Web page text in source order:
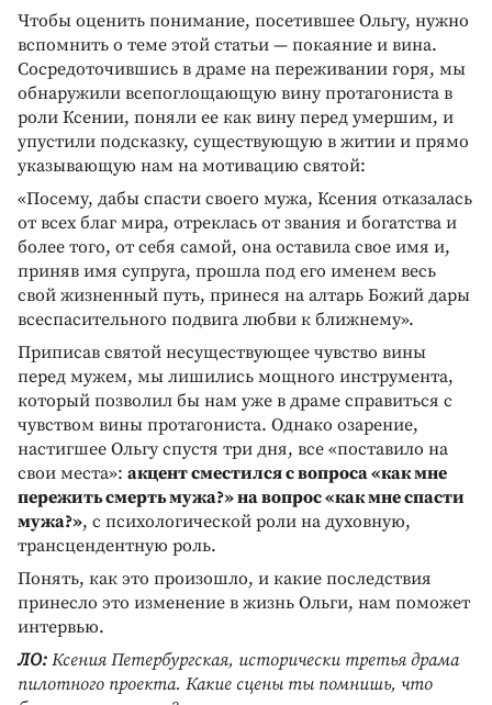
Чтобы оценить понимание, посетившее Ольгу, нужно
вспомнить о теме этой статьи — покаяние и вина.
Сосредоточившись в драме на переживании горя, мы
обнаружили всепоглощающую вину протагониста в
роли Ксении, поняли ее как вину перед умершим, и
упустили подсказку, существующую в житии и прямо
указывающую нам на мотивацию святой:
«Посему, дабы спасти своего мужа, Ксения отказалась
от всех благ мира, отреклась от звания и богатства и
более того, от себя самой, она оставила свое имя и,
приняв имя супруга, прошла под его именем весь
свой жизненный путь, принеся на алтарь Божий дары
всеспасительного подвига любви к ближнему».
Приписав святой несуществующее чувство вины
перед мужем, мы лишились мощного инструмента,
который позволил бы нам уже в драме справиться с
чувством вины протагониста. Однако озарение,
настигшее Ольгу спустя три дня, все «поставило на
свои места»: акцент сместился с вопроса «как мне
пережить смерть мужа?» на вопрос «как мне спасти
мужа?», с психологической роли на духовную,
трансцендентную роль.
Понять, как это произошло, и какие последствия
принесло это изменение в жизнь Ольги, нам поможет
интервью.
ЛО: Ксения Петербургская, исторически третья драма
пилотного проекта. Какие сцены ты помнишь, что